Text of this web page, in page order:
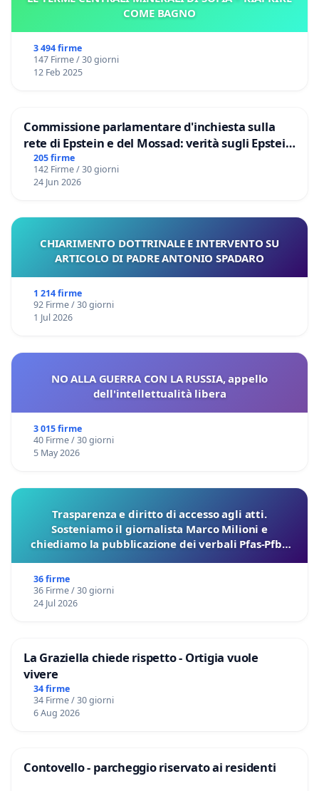
COME BAGNO
3 494 firme
147 Firme / 30 giorni
12 Feb 2025
Commissione parlamentare d'inchiesta sulla
rete di Epstein e del Mossad: verità sugli Epstein
Files
205 firme
142 Firme / 30 giorni
24 Jun 2026
CHIARIMENTO DOTTRINALE E INTERVENTO SU
ARTICOLO DI PADRE ANTONIO SPADARO
1 214 firme
92 Firme / 30 giorni
1 Jul 2026
NO ALLA GUERRA CON LA RUSSIA, appello
dell'intellettualità libera
3 015 firme
40 Firme / 30 giorni
5 May 2026
Trasparenza e diritto di accesso agli atti.
Sosteniamo il giornalista Marco Milioni e
chiediamo la pubblicazione dei verbali Pfas-Pfba
36 firme
36 Firme / 30 giorni
24 Jul 2026
La Graziella chiede rispetto - Ortigia vuole
vivere
34 firme
34 Firme / 30 giorni
6 Aug 2026
Contovello - parcheggio riservato ai residenti